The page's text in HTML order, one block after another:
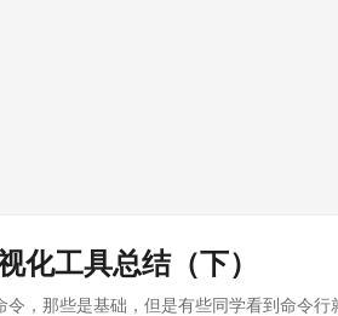
化工具总结（下）
令，那些是基础，但是有些同学看到命令